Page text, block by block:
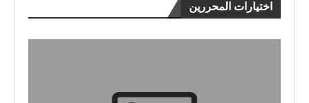
اختيارات المحررين